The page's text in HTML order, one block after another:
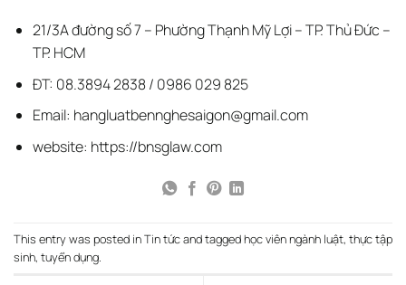
21/3A đường số 7 – Phường Thạnh Mỹ Lợi – TP. Thủ Đức –
TP. HCM
ĐT: 08.3894 2838 / 0986 029 825
Email: hangluatbennghesaigon@gmail.com
website: https://bnsglaw.com
This entry was posted inTin tứcand taggedhọc viên ngành luật, thực tập
sinh, tuyển dụng.